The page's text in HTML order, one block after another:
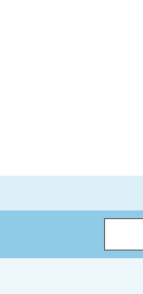
Zoeken